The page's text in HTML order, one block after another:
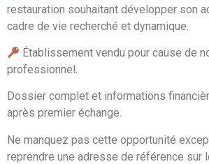
restauration souhaitant développer son
cadre de vie recherché et dynamique.
Établissement vendu pour cause de
professionnel.
Dossier complet et informations
après premier échange.
Ne manquez pas cette opportunité
reprendre une adresse de référence sur